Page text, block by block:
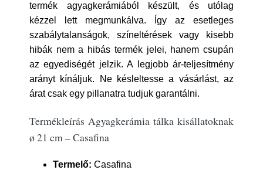
termék agyagkerámiából készült, és utólag
kézzel lett megmunkálva. Így az esetleges
szabálytalanságok, színeltérések vagy kisebb
hibák nem a hibás termék jelei, hanem csupán
az egyediségét jelzik. A legjobb ár-teljesítmény
arányt kínáljuk. Ne késleltesse a vásárlást, az
árat csak egy pillanatra tudjuk garantálni.
Termékleírás Agyagkerámia tálka kisállatoknak
ø 21 cm – Casafina
Termelő: Casafina